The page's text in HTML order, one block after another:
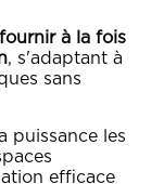
à la fois
, s'adaptant à
sans
puissance les
efficace